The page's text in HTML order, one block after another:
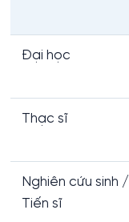
Đại học
Thạc sĩ
Nghiên cứu sinh /
Tiến sĩ